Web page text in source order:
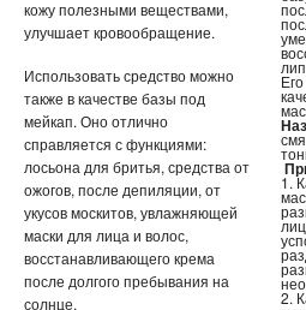
КОСМЕТИКА BIOAQUA
УХОД ЗА РУКАМИ И НОГАМИ
УХОД ЗА ТЕЛОМ
СРЕДСТВА ДЛЯ
МАССАЖЕРЫ
кожу полезными веществами,
улучшает кровообращение.
Использовать средство можно
также в качестве базы под
мейкап. Оно отлично
справляется с функциями:
лосьона для бритья, средства от
ожогов, после депиляции, от
укусов москитов, увлажняющей
маски для лица и волос,
восстанавливающего крема
после долгого пребывания на
солнце.
1.
2.